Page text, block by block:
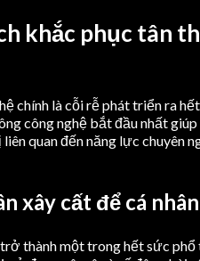
khắc phục tân
chính là cỗi rễ phát triển ra
công nghệ bắt đầu nhất
liên quan đến năng lực
xây cất để cá
thành một trong hết sức